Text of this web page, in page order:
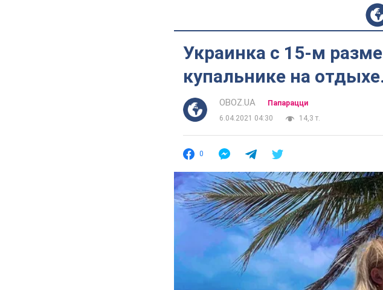
Украинка с 15-м
купальнике на
OBOZ.UA
Папарацци
6.04.2021 04:30
14,3 т.
0